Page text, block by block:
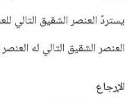
يستردّ العنصر الشقيق التالي
العنصر الشقيق التالي له
الإرجاع